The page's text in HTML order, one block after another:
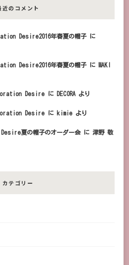
近のコメント
Desire2016年春夏の帽子に
Desire2016年春夏の帽子に
MAKI
Desire に DECORA より
Desire に kimie より
夏の帽子のオーダー会に 津野 敬
カテゴリー